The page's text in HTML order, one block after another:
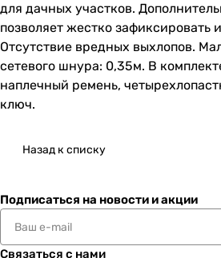
для дачных участков.
позволяет жестко зафиксировать
Отсутствие вредных выхлопов.
сетевого шнура: 0,35м. В
наплечный ремень,
ключ.
Назад к списку
Подписаться на новости и акции
Связаться с нами